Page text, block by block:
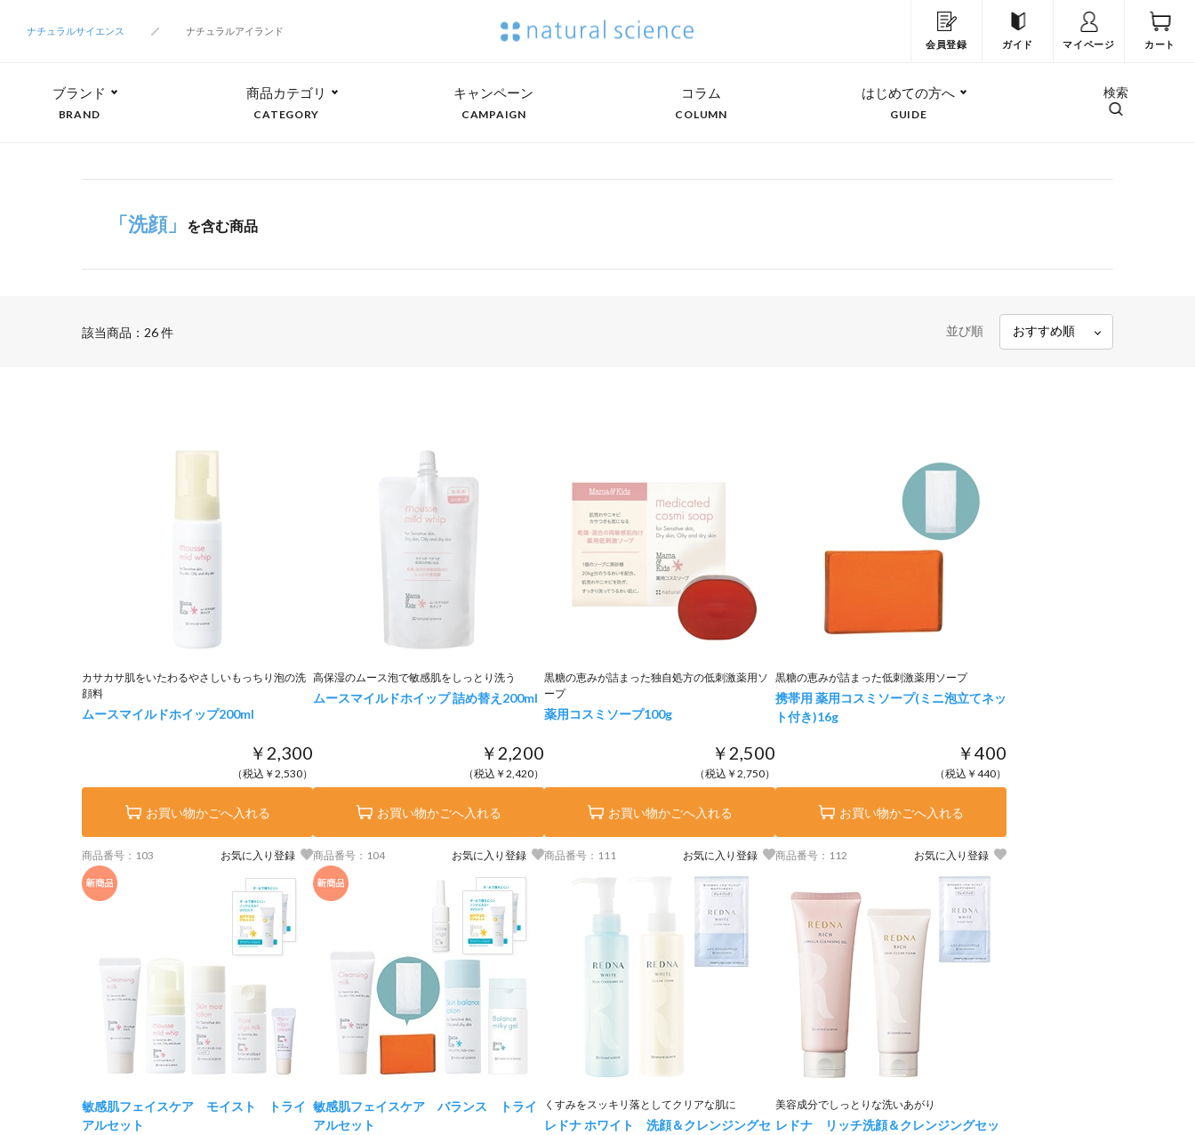
ナチュラルサイエンス
ナチュラルアイランド
会員登録
ガイド マイページ カート
ブランド
BRAND
商品カテゴリ
CATEGORY
キャンペーン
CAMPAIGN
コラム
COLUMN
はじめての方へ
GUIDE
検索
「洗顔」 を含む商品
該当商品：26 件 並び順
カサカサ肌をいたわるやさしいもっちり泡の洗
顔料
ムースマイルドホイップ200ml
￥2,300
（税込￥2,530）
お買い物かごへ入れる
商品番号：103 お気に入り登録
高保湿のムース泡で敏感肌をしっとり洗う
ムースマイルドホイップ 詰め替え 200ml
￥2,200
（税込￥2,420）
お買い物かごへ入れる
商品番号：104 お気に入り登録
黒糖の恵みが詰まった独自処方の低刺激薬用ソ
ープ
薬用コスミソープ100g
￥2,500
（税込￥2,750）
お買い物かごへ入れる
商品番号：111 お気に入り登録
黒糖の恵みが詰まった低刺激薬用ソープ
携帯用 薬用コスミソープ(ミニ泡立てネッ
ト付き)16g
￥400
（税込￥440）
お買い物かごへ入れる
商品番号：112 お気に入り登録
敏感肌フェイスケア モイスト トライ
アルセット
敏感肌フェイスケア バランス トライ
アルセット
くすみをスッキリ落としてクリアな肌に
レドナ ホワイト 洗顔＆クレンジングセ
美容成分でしっとりな洗いあがり
レドナ リッチ洗顔＆クレンジングセッ